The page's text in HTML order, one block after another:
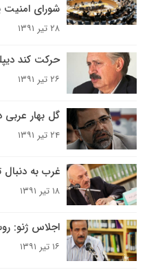
شورای
۲۸ تیر ۱۳۹۱
حرکت کند
۲۶ تیر ۱۳۹۱
گل بهار
۲۴ تیر ۱۳۹۱
غرب به
۱۸ تیر ۱۳۹۱
اجلاس ژنو:
۱۶ تیر ۱۳۹۱